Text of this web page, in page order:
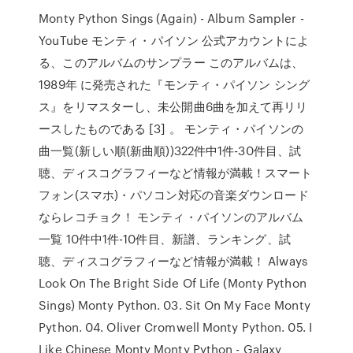
Monty Python Sings (Again) - Album Sampler -
YouTube モンティ・パイソン 公式アカウントによ
る、このアルバムのサンプラー このアルバムは、
1989年 に発売された『モンティ・パイソン シング
ス』をリマスターし、未公開曲6曲を加えて再リリ
ースしたものである [3] 。 モンティ・パイソンの
曲一覧(新しい順(新曲順))322件中1件-30件目、試
聴、ディスコグラフィーなど情報が満載！スマート
フォン(スマホ)・パソコン対応の音楽ダウンロード
ならレコチョク！ モンティ・パイソンのアルバム
一覧 10件中1件-10件目、新譜、ランキング、試
聴、ディスコグラフィーなど情報が満載！ Always
Look On The Bright Side Of Life (Monty Python
Sings) Monty Python. 03. Sit On My Face Monty
Python. 04. Oliver Cromwell Monty Python. 05. I
Like Chinese Monty Monty Python - Galaxy